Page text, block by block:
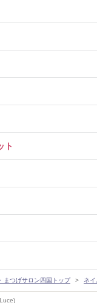
ト
まつげサロン四国トップ ネ